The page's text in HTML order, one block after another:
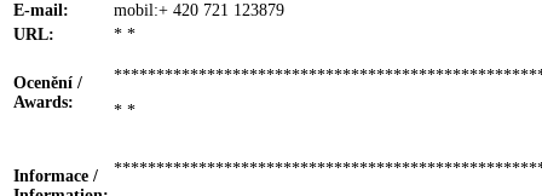
E-mail:
mobil:+ 420 721 123879
URL:
* *
Ocenění /
Awards:
* *
Informace /